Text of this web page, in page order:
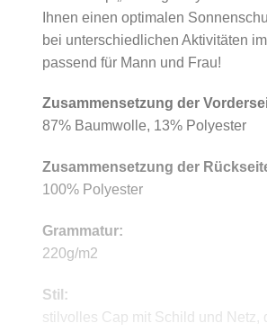
Ihnen einen optimalen
bei unterschiedlichen Aktivitäten
passend für Mann und Frau!
Zusammensetzung der
87% Baumwolle, 13% Polyester
Zusammensetzung der
100% Polyester
Grammatur:
220g/m2
Stil:
stilvolles Cap mit Schild und Netz,